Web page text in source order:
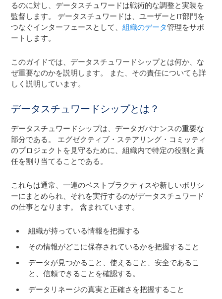
るのに対し、データスチュワードは戦術的な調整と実装を
監督します。 データスチュワードは、ユーザーとIT部門を
つなぐインターフェースとして、組織のデータ管理をサポ
ートします。
このガイドでは、データスチュワードシップとは何か、な
ぜ重要なのかを説明します。 また、その責任についても詳
しく説明しています。
データスチュワードシップとは？
データスチュワードシップは、データガバナンスの重要な
部分である。 エグゼクティブ・ステアリング・コミッティ
のプロジェクトを見守るために、組織内で特定の役割と責
任を割り当てることである。
これらは通常、一連のベストプラクティスや新しいポリシ
ーにまとめられ、それを実行するのがデータスチュワード
の仕事となります。 含まれています。
組織が持っている情報を把握する
その情報がどこに保存されているかを把握すること
データが見つかること、使えること、安全であるこ
と、信頼できることを確認する。
データリネージの真実と正確さを把握すること